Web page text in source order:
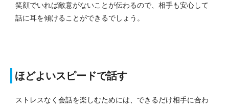
笑顔でいれば敵意がないことが伝わるので、相手も安心して
話に耳を傾けることができるでしょう。
ほどよいスピードで話す
ストレスなく会話を楽しむためには、できるだけ相手に合わ